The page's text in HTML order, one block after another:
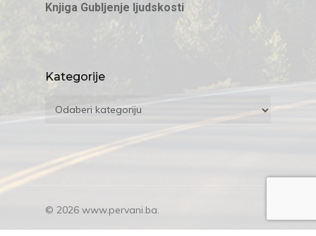
Knjiga Gubljenje ljudskosti
Kategorije
Kategorije
© 2026 www.pervani.ba.